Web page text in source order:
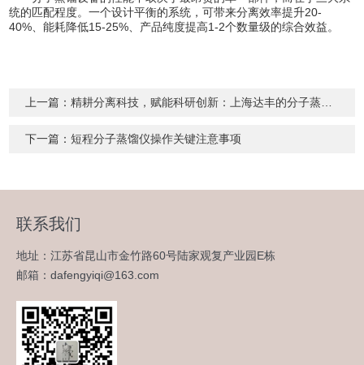
统的匹配程度。一个设计平衡的系统，可带来分离效率提升20-
40%、能耗降低15-25%、产品纯度提高1-2个数量级的综合效益。
上一篇：精耕分离科技，赋能科研创新：上海达丰的分子蒸馏匠心之路
下一篇：短程分子蒸馏仪操作关键注意事项
联系我们
地址：江苏省昆山市金竹路60号陆家观复产业园E栋
邮箱：dafengyiqi@163.com